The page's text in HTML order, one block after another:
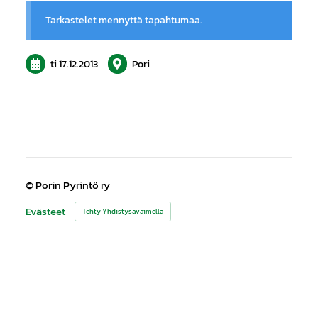
Tarkastelet mennyttä tapahtumaa.
ti 17.12.2013 Pori
©Porin Pyrintö ry
Evästeet
Tehty Yhdistysavaimella